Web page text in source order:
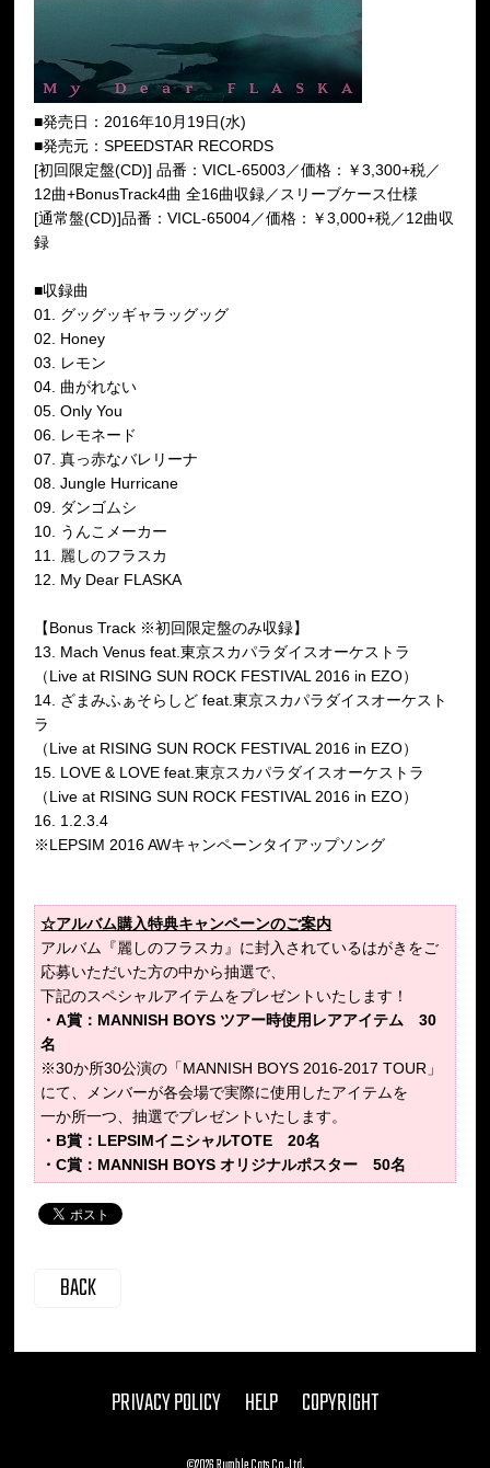
■発売日：2016年10月19日(水)
■発売元：SPEEDSTAR RECORDS
[初回限定盤(CD)] 品番：VICL-65003／価格：￥3,300+税／
12曲+BonusTrack4曲 全16曲収録／スリーブケース仕様
[通常盤(CD)]品番：VICL-65004／価格：￥3,000+税／12曲収
録
■収録曲
01. グッグッギャラッグッグ
02. Honey
03. レモン
04. 曲がれない
05. Only You
06. レモネード
07. 真っ赤なバレリーナ
08. Jungle Hurricane
09. ダンゴムシ
10. うんこメーカー
11. 麗しのフラスカ
12. My Dear FLASKA
【Bonus Track ※初回限定盤のみ収録】
13. Mach Venus feat.東京スカパラダイスオーケストラ
（Live at RISING SUN ROCK FESTIVAL 2016 in EZO）
14. ざまみふぁそらしど feat.東京スカパラダイスオーケスト
ラ
（Live at RISING SUN ROCK FESTIVAL 2016 in EZO）
15. LOVE & LOVE feat.東京スカパラダイスオーケストラ
（Live at RISING SUN ROCK FESTIVAL 2016 in EZO）
16. 1.2.3.4
※LEPSIM 2016 AWキャンペーンタイアップソング
☆アルバム購入特典キャンペーンのご案内
アルバム『麗しのフラスカ』に封入されているはがきをご
応募いただいた方の中から抽選で、
下記のスペシャルアイテムをプレゼントいたします！
・A賞：MANNISH BOYS ツアー時使用レアアイテム 30
名
※30か所30公演の「MANNISH BOYS 2016-2017 TOUR」
にて、メンバーが各会場で実際に使用したアイテムを
一か所一つ、抽選でプレゼントいたします。
・B賞：LEPSIMイニシャルTOTE 20名
・C賞：MANNISH BOYS オリジナルポスター 50名
BACK
PRIVACY POLICY HELP COPYRIGHT